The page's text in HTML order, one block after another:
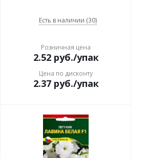
Есть в наличии (30)
Розничная цена
2.52руб./упак
Цена по дисконту
2.37руб./упак